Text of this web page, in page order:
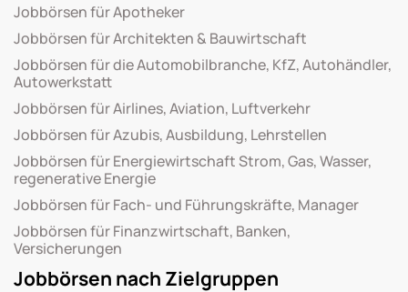
Jobbörsen für Apotheker
Jobbörsen für Architekten & Bauwirtschaft
Jobbörsen für die Automobilbranche, KfZ, Autohändler,
Autowerkstatt
Jobbörsen für Airlines, Aviation, Luftverkehr
Jobbörsen für Azubis, Ausbildung, Lehrstellen
Jobbörsen für Energiewirtschaft Strom, Gas, Wasser,
regenerative Energie
Jobbörsen für Fach- und Führungskräfte, Manager
Jobbörsen für Finanzwirtschaft, Banken,
Versicherungen
Jobbörsen nach Zielgruppen